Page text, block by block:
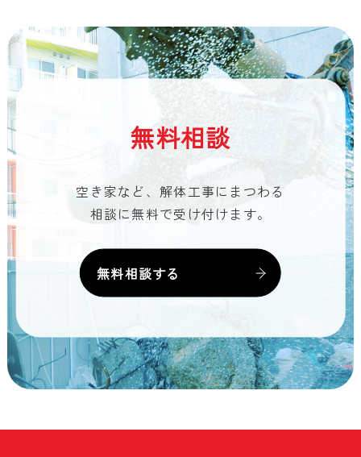
無料相談
空き家など、解体工事にまつわる
相談に無料で受け付けます。
無料相談する